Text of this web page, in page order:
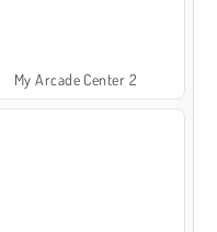
My Arcade Center 2